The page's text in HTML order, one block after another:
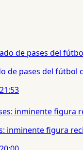
de pases del fútbol
inminente figura